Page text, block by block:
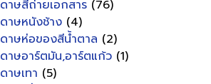
าษสีถ่ายเอกสาร (76)
ดาษหนังช้าง (4)
ดาษห่อของสีน้ำตาล (2)
ดาษอาร์ตมัน,อาร์ตแก้ว (1)
าษเทา (5)